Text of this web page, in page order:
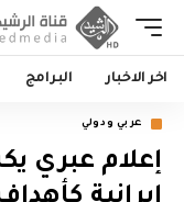
اخر الاخبار البرامج
عربي ودولي
إعلام عبري